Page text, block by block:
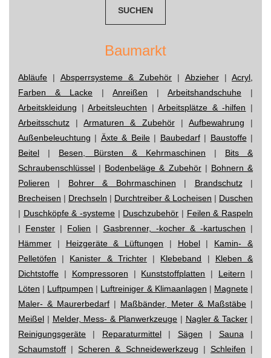
Baumarkt
Abläufe | Absperrsysteme & Zubehör | Abzieher| Acryl,
Farben & Lacke | Anreißen | Arbeitshandschuhe |
Arbeitskleidung |Arbeitsleuchten |Arbeitsplätze & -hilfen |
Arbeitsschutz |Armaturen & Zubehör| Aufbewahrung |
Außenbeleuchtung | Äxte & Beile| Baubedarf| Baustoffe|
Beitel | Besen, Bürsten & Kehrmaschinen | Bits &
Schraubenschlüssel | Bodenbeläge & Zubehör| Bohnern &
Polieren | Bohrer & Bohrmaschinen | Brandschutz|
Brecheisen | Drechseln | Durchtreiber & Locheisen | Duschen
| Duschköpfe & -systeme | Duschzubehör | Feilen & Raspeln
| Fenster | Folien | Gasbrenner, -kocher & -kartuschen |
Hämmer | Heizgeräte & Lüftungen | Hobel| Kamin- &
Pelletöfen | Kanister & Trichter| Klebeband | Kleben &
Dichtstoffe | Kompressoren | Kunststoffplatten | Leitern |
Löten | Luftpumpen | Luftreiniger & Klimaanlagen | Magnete|
Maler- & Maurerbedarf | Maßbänder, Meter & Maßstäbe |
Meißel | Melder, Mess- & Planwerkzeuge | Nagler & Tacker |
Reinigungsgeräte | Reparaturmittel| Sägen | Sauna |
Schaumstoff |Scheren & Schneidewerkzeug | Schleifen |